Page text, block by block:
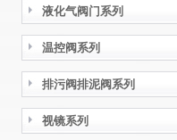
液化气阀门系列
温控阀系列
排污阀排泥阀系列
视镜系列